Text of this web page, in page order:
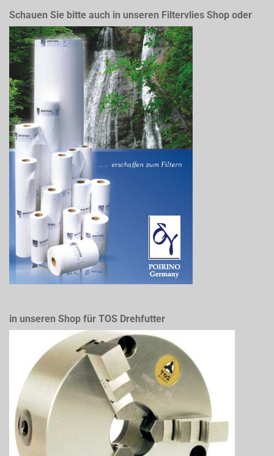
Schauen Sie bitte auch in unseren Filtervlies Shop oder
in unseren Shop für TOS Drehfutter